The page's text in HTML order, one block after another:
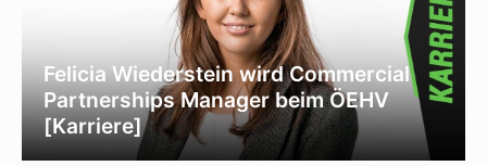
Felicia Wiederstein wird Commercial
Partnerships Manager beim ÖEHV
[Karriere]